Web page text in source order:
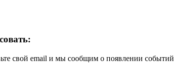
свой email и мы сообщим о появлении событий